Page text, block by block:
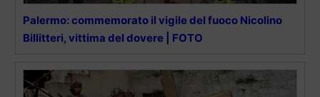
Palermo: commemorato il vigile del fuoco Nicolino
Billitteri, vittima del dovere | FOTO